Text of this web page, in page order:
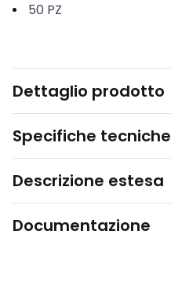
50 PZ
Dettaglio prodotto
Specifiche tecniche
Descrizione estesa
Documentazione